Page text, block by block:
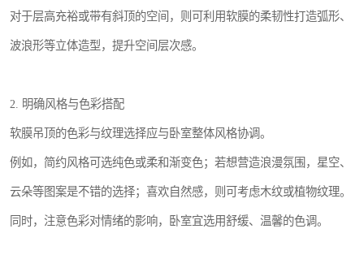
对于层高充裕或带有斜顶的空间，则可利用软膜的柔韧性打造弧形、
波浪形等立体造型，提升空间层次感。
2. 明确风格与色彩搭配
软膜吊顶的色彩与纹理选择应与卧室整体风格协调。
例如，简约风格可选纯色或柔和渐变色；若想营造浪漫氛围，星空、
云朵等图案是不错的选择；喜欢自然感，则可考虑木纹或植物纹理。
同时，注意色彩对情绪的影响，卧室宜选用舒缓、温馨的色调。